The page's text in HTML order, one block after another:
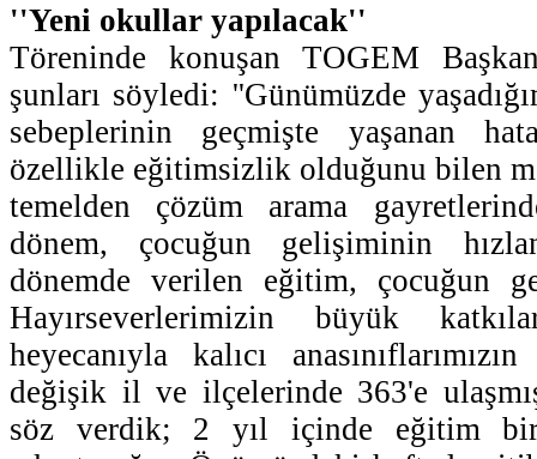
''Yeni okullar yapılacak''
Töreninde konuşan TOGEM
şunları söyledi: ''Günümüzde
sebeplerinin geçmişte yaşanan
özellikle eğitimsizlik olduğunu bilen
temelden çözüm arama
dönem, çocuğun gelişiminin
dönemde verilen eğitim, çocuğun
Hayırseverlerimizin büyük
heyecanıyla kalıcı
değişik il ve ilçelerinde 363'e
söz verdik; 2 yıl içinde eğitim